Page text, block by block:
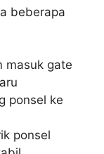
beberapa
masuk gate
ponsel ke
ponsel